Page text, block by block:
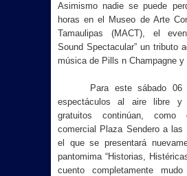
Asimismo nadie se puede
horas en el Museo de Arte
Tamaulipas (MACT), el
Sound Spectacular” un tributo
música de Pills n Champagne y
Para este sábado 06
espectáculos al aire libre y
gratuitos continúan,
comercial Plaza Sendero a las
el que se presentará
pantomima “Historias,
cuento completamente